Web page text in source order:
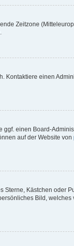
Zeitzone
Kontaktiere einen
einen Board-
auf der Website von
Sterne, Kästchen oder
Bild, welches